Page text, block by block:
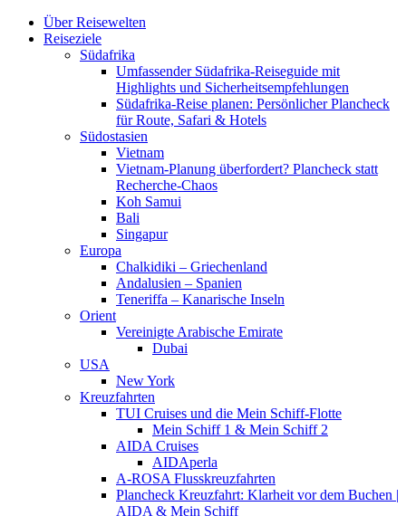
Über Reisewelten
Reiseziele
Südafrika
Umfassender Südafrika-Reiseguide mit
Highlights und Sicherheitsempfehlungen
Südafrika-Reise planen: Persönlicher Plancheck
für Route, Safari & Hotels
Südostasien
Vietnam
Vietnam-Planung überfordert? Plancheck statt
Recherche-Chaos
Koh Samui
Bali
Singapur
Europa
Chalkidiki – Griechenland
Andalusien – Spanien
Teneriffa – Kanarische Inseln
Orient
Vereinigte Arabische Emirate
Dubai
USA
New York
Kreuzfahrten
TUI Cruises und die Mein Schiff-Flotte
Mein Schiff 1 & Mein Schiff 2
AIDA Cruises
AIDAperla
A-ROSA Flusskreuzfahrten
Plancheck Kreuzfahrt: Klarheit vor dem Buchen |
AIDA & Mein Schiff